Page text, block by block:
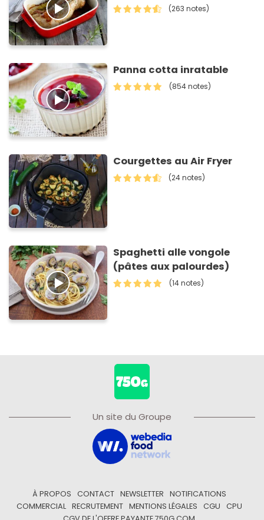
(263 notes)
Panna cotta inratable
(854 notes)
Courgettes au Air Fryer
(24 notes)
Spaghetti alle vongole
(pâtes aux palourdes)
(14 notes)
Un site du Groupe
À PROPOS CONTACT NEWSLETTER
NOTIFICATIONS
COMMERCIAL
RECRUTEMENT MENTIONS LÉGALES CGU
CPU